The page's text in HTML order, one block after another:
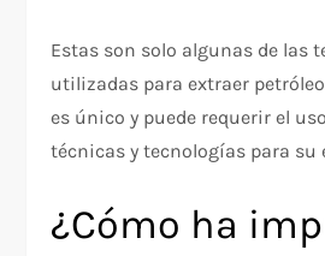
Estas son solo algunas de las
utilizadas para extraer
es único y puede requerir el
técnicas y tecnologías para su
¿Cómo ha